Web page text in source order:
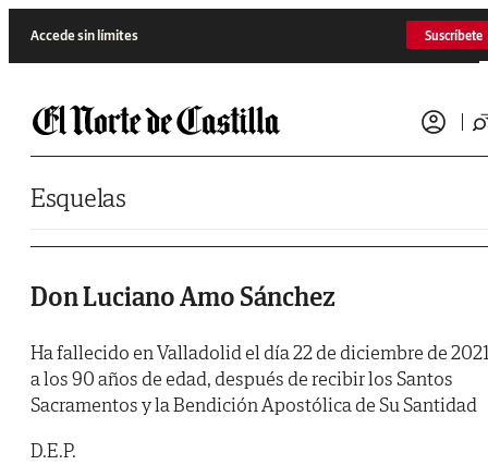
Accede sin límites Suscríbete
Esquelas
Don Luciano Amo Sánchez
Ha fallecido en Valladolid el día 22 de diciembre de
a los 90 años de edad, después de recibir los Santos
Sacramentos y la Bendición Apostólica de Su Santidad
D.E.P.